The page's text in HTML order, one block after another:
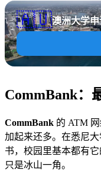
🇦🇺澳洲大学
CommBank：
CommBank 的 ATM
加起来还多。在悉尼
书，校园里基本都有
只是冰山一角。